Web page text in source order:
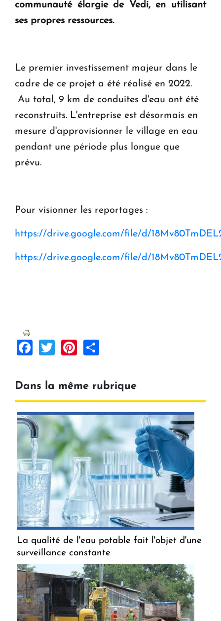
Le premier hôtel Hyatt Regency d'Arménie
ouvrira ses portes à Dilijan
communauté élargie de Vedi, en utilisant
ses propres ressources.
Le premier investissement majeur dans le
cadre de ce projet a été réalisé en 2022.
Au total, 9 km de conduites d'eau ont été
reconstruits. L'entreprise est désormais en
mesure d'approvisionner le village en eau
pendant une période plus longue que
prévu.
Pour visionner les reportages :
https://drive.google.com/file/d/
https://drive.google.com/file/d/
Facebook
TwitterPinterest
Dans la même rubrique
La qualité de l'eau potable fait l'objet d'une
surveillance constante